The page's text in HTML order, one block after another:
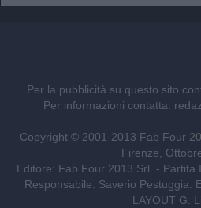
Per la pubblicità su questo sito
Per informazioni contatta:
Copyright © 2001-2013 Fab Four
Firenze,
Editore: Fab Four 2013 Srl. - Partita
Responsabile: Saverio Pestuggia.
LAYOUT G.